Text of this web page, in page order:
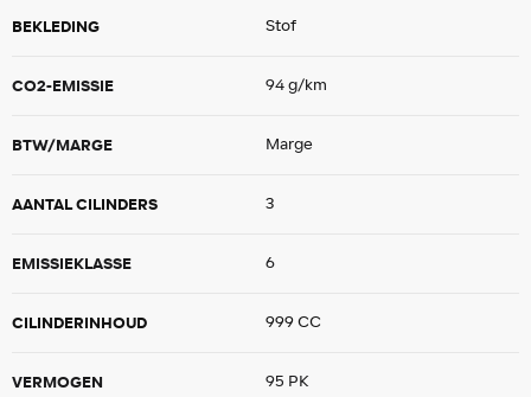
BEKLEDING Stof
CO2-EMISSIE 94 g/km
BTW/MARGE Marge
AANTAL CILINDERS 3
EMISSIEKLASSE 6
CILINDERINHOUD 999 CC
VERMOGEN 95 PK